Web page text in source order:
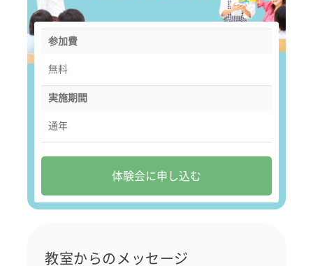
参加費
無料
実施期間
通年
体験会に申し込む
教室からのメッセージ